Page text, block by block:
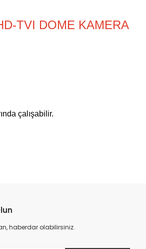
TVI DOME KAMERA
çalışabilir.
haberdar olabilirsiniz.